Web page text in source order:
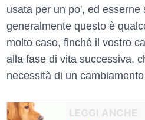
usata per un po', ed esserne
generalmente questo è
molto caso, finché il vostro
alla fase di vita successiva,
necessità di un